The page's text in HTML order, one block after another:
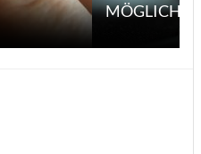
MÖGLICHE